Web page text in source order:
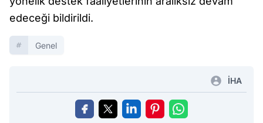
edeceği bildirildi.
Genel
İHA